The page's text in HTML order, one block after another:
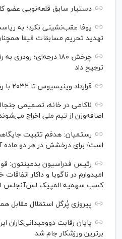
دستیار سابق قلعه‌نویی عضو
یوفا عقب‌نشینی نکرد؛ به
تهدید تحریم مسابقات فیفا
چرخش ۱۸۰ درجه‌ای؛
ترجیح داد
قرارداد وینیسیوس تا ۲۰۳۲ با رئال‌ تمدید شد
ناکامی در خانه، تصمیمی
اضافه‌وزن از تیم ملی اخراج
رستمیان: هدفم تثبیت
است/ برای درخشش در هر دو ماده
رئیس فدراسیون بدمینتون:
امیدوارم در ناگویا و داکار
کسب سهمیه المپیک لس‌آنجلس
پیروزی پُرگل استقلال مقابل
پایان رقابت دوومیدانی‌کاران
برترین ورزشکار جام شد